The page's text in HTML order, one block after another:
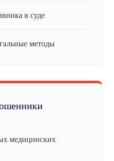
в суде
методы
медицинских